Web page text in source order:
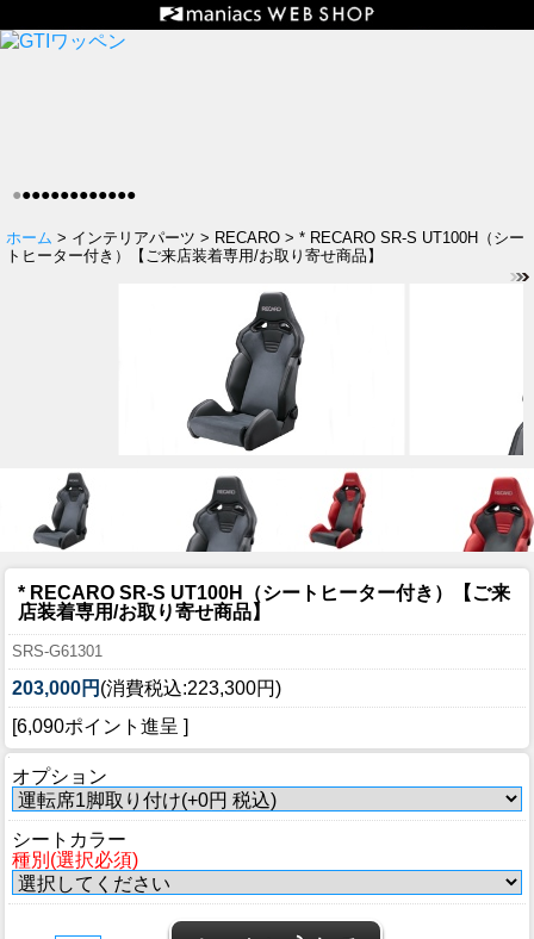
●●●●●●●●●●●●●
ホーム > インテリアパーツ > RECARO > * RECARO SR-S UT100H（シー
トヒーター付き）【ご来店装着専用/お取り寄せ商品】
* RECARO SR-S UT100H（シートヒーター付き）【ご来
店装着専用/お取り寄せ商品】
SRS-G61301
203,000円 (消費税込:223,300円)
[6,090ポイント進呈 ]
オプション
シートカラー
種別(選択必須)